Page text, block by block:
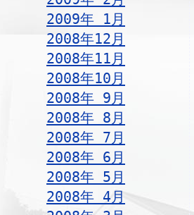
2009年 1月
2008年12月
2008年11月
2008年10月
2008年 9月
2008年 8月
2008年 7月
2008年 6月
2008年 5月
2008年 4月